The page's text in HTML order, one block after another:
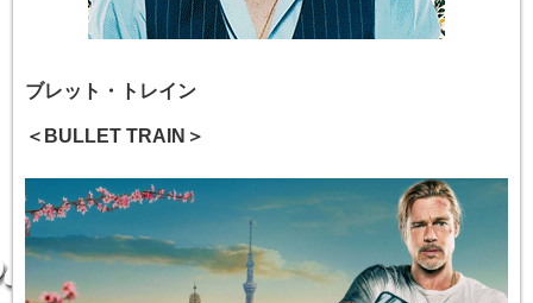
ブレット・トレイン
＜BULLET TRAIN＞